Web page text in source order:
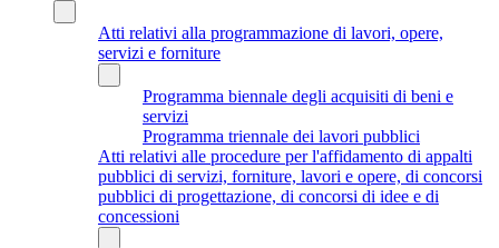
Atti relativi alla programmazione di lavori, opere,
servizi e forniture
Programma biennale degli acquisiti di beni e
servizi
Programma triennale dei lavori pubblici
Atti relativi alle procedure per l'affidamento di appalti
pubblici di servizi, forniture, lavori e opere, di concorsi
pubblici di progettazione, di concorsi di idee e di
concessioni